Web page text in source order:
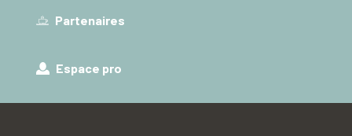
Partenaires
Espace pro